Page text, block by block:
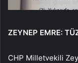
ZEYNEP EMRE:
CHP Milletvekili